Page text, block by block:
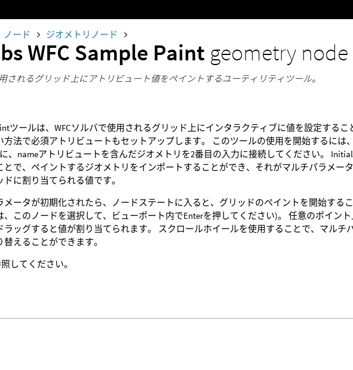
ノード ジオメトリノード
WFC Sample Paint geometry node
用されるグリッド上にアトリビュート値をペイントするユーティリティツール。
ツールは、WFCソルバで使用されるグリッド上にインタラクティブに値を設定する
方法で必須アトリビュートもセットアップします。 このツールの使用を開始するには
、nameアトリビュートを含んだジオメトリを2番目の入力に接続してください。
とで、ペイントするジオメトリをインポートすることができ、それがマルチパラメー
に割り当てられる値です。
メータが初期化されたら、ノードステートに入ると、グリッドのペイントを開始する
、このノードを選択して、ビューポート内でEnterを押してください)。 任意のポイン
ラッグすると値が割り当てられます。 スクロールホイールを使用することで、マルチ
えることができます。
してください。